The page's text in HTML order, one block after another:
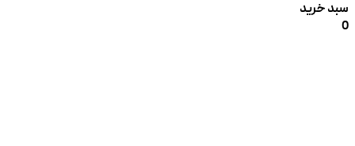
سبد خرید
0